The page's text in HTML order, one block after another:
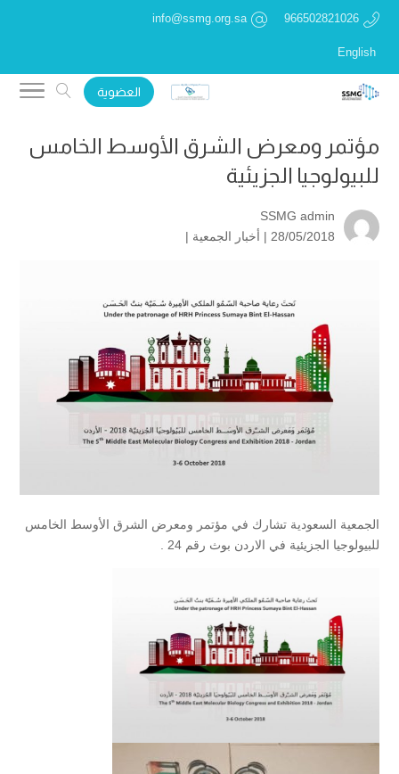
966502821026
info@ssmg.org.sa
English
العضوية
مؤتمر ومعرض الشرق الأوسط الخامس
للبيولوجيا الجزيئية
SSMG admin
28/05/2018 |
أخبار الجمعية |
الجمعية السعودية تشارك في مؤتمر ومعرض الشرق الأوسط الخامس
للبيولوجيا الجزيئية في الاردن بوث رقم 24 .